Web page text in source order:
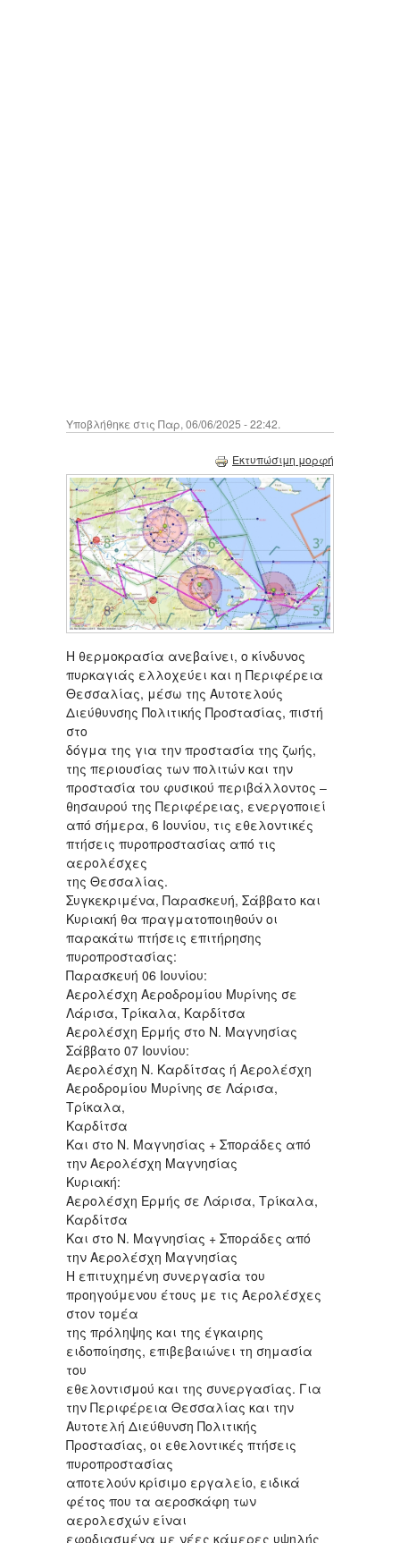
Υποβλήθηκε στις Παρ, 06/06/2025 - 22:42.
Εκτυπώσιμη μορφή
Η θερμοκρασία ανεβαίνει, ο κίνδυνος
πυρκαγιάς ελλοχεύει και η Περιφέρεια
Θεσσαλίας, μέσω της Αυτοτελούς
Διεύθυνσης Πολιτικής Προστασίας, πιστή
στο
δόγμα της για την προστασία της ζωής,
της περιουσίας των πολιτών και την
προστασία του φυσικού περιβάλλοντος –
θησαυρού της Περιφέρειας, ενεργοποιεί
από σήμερα, 6 Ιουνίου, τις εθελοντικές
πτήσεις πυροπροστασίας από τις
αερολέσχες
της Θεσσαλίας.
Συγκεκριμένα, Παρασκευή, Σάββατο και
Κυριακή θα πραγματοποιηθούν οι
παρακάτω πτήσεις επιτήρησης
πυροπροστασίας:
Παρασκευή 06 Ιουνίου:
Αερολέσχη Αεροδρομίου Μυρίνης σε
Λάρισα, Τρίκαλα, Καρδίτσα
Αερολέσχη Ερμής στο Ν. Μαγνησίας
Σάββατο 07 Ιουνίου:
Αερολέσχη Ν. Καρδίτσας ή Αερολέσχη
Αεροδρομίου Μυρίνης σε Λάρισα,
Τρίκαλα,
Καρδίτσα
Και στο Ν. Μαγνησίας + Σποράδες από
την Αερολέσχη Μαγνησίας
Κυριακή:
Αερολέσχη Ερμής σε Λάρισα, Τρίκαλα,
Καρδίτσα
Και στο Ν. Μαγνησίας + Σποράδες από
την Αερολέσχη Μαγνησίας
Η επιτυχημένη συνεργασία του
προηγούμενου έτους με τις Αερολέσχες
στον τομέα
της πρόληψης και της έγκαιρης
ειδοποίησης, επιβεβαιώνει τη σημασία
του
εθελοντισμού και της συνεργασίας. Για
την Περιφέρεια Θεσσαλίας και την
Αυτοτελή Διεύθυνση Πολιτικής
Προστασίας, οι εθελοντικές πτήσεις
πυροπροστασίας
αποτελούν κρίσιμο εργαλείο, ειδικά
φέτος που τα αεροσκάφη των
αερολεσχών είναι
εφοδιασμένα με νέες κάμερες υψηλής